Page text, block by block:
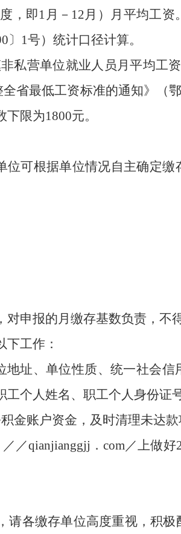
，即1月－12月）月平均工资
1号）统计口径计算。
私营单位就业人员月平均工
省最低工资标准的通知》（
限为1800元。
可根据单位情况自主确定
申报的月缴存基数负责，不
下工作：
址、单位性质、统一社会信
个人姓名、职工个人身份证
金账户资金，及时清理未达款
／／qianjianggjj．com／上做
请各缴存单位高度重视，积